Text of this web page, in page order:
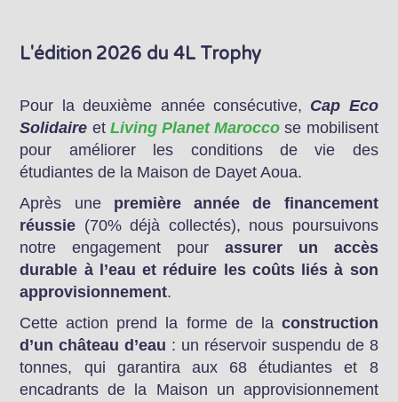
L'édition 2026 du 4L Trophy
Pour la deuxième année consécutive, Cap Eco
Solidaire et Living Planet Marocco se mobilisent
pour améliorer les conditions de vie des
étudiantes de la Maison de Dayet Aoua.
Après une première année de financement
réussie (70% déjà collectés), nous poursuivons
notre engagement pour assurer un accès
durable à l’eau et réduire les coûts liés à son
approvisionnement.
Cette action prend la forme de la construction
d’un château d’eau : un réservoir suspendu de 8
tonnes, qui garantira aux 68 étudiantes et 8
encadrants de la Maison un approvisionnement